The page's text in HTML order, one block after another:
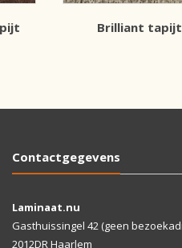
Brilliant tapijt
Contactgegevens
Laminaat.nu
Gasthuissingel 42 (geen
2012DR Haarlem